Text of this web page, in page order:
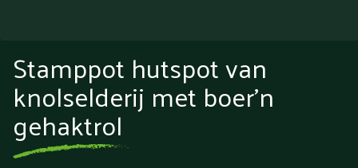
Stamppot hutspot van
knolselderij met boer’n
gehaktrol